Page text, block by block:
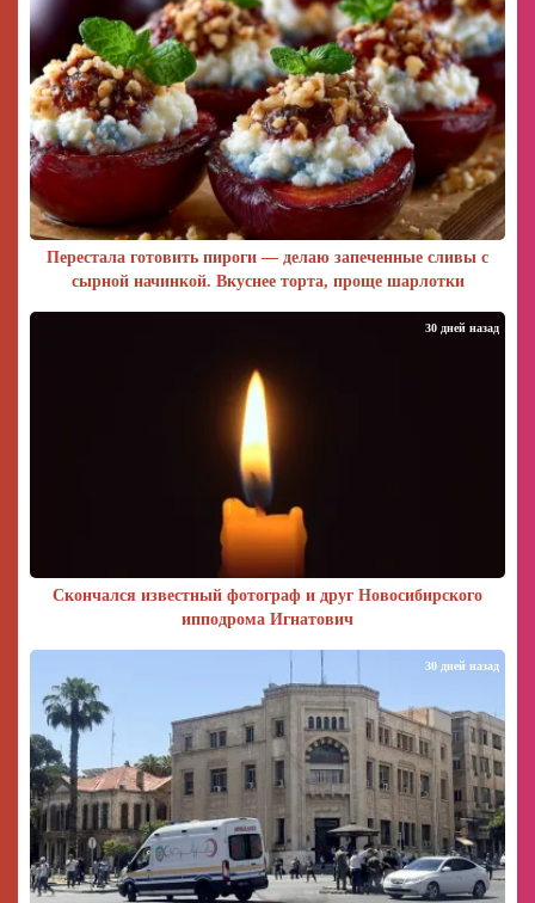
Перестала готовить пироги — делаю запеченные сливы с
сырной начинкой. Вкуснее торта, проще шарлотки
Скончался известный фотограф и друг Новосибирского
ипподрома Игнатович
30 дней назад
30 дней назад